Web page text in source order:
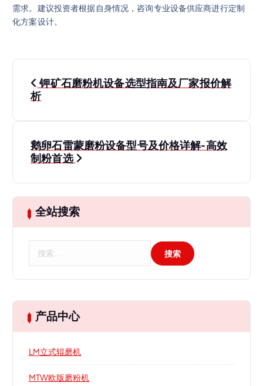
需求。建议投资者根据自身情况，咨询专业设备供应商进行定制
化方案设计。
文
章
航
钾矿石磨粉机设备选型指南及厂家报价解
析
鹅卵石雷蒙磨粉设备型号及价格详解-高效
制粉首选
全站搜索
产品中心
LM立式辊磨机
MTW欧版磨粉机